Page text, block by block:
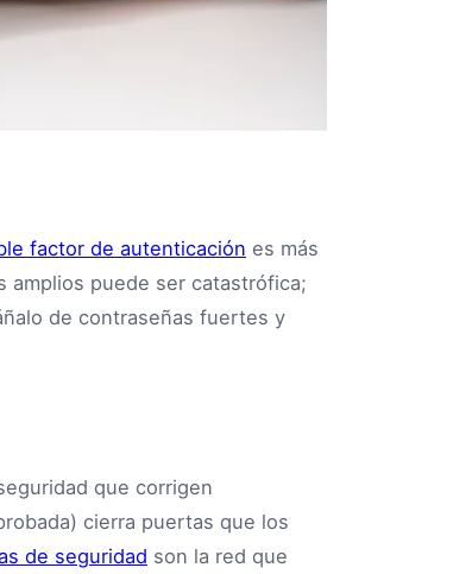
factor de autenticación es más
amplios puede ser catastrófica;
de contraseñas fuertes y
que corrigen
cierra puertas que los
de seguridad son la red que